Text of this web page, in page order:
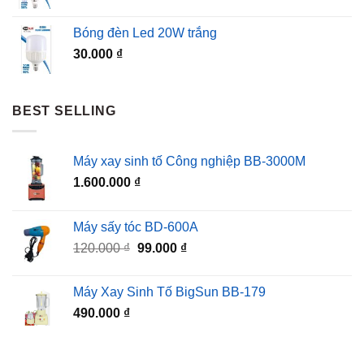
Bóng đèn Led 20W trắng
30.000 ₫
BEST SELLING
Máy xay sinh tố Công nghiệp BB-3000M
1.600.000 ₫
Máy sấy tóc BD-600A
120.000₫ Giá
120.000 ₫.
99.000 ₫Giá
là:
Máy Xay Sinh Tố BigSun BB-179
490.000 ₫